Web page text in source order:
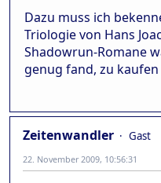
Dazu muss ich
Triologie von Hans
Shadowrun-Romane
genug fand, zu
Zeitenwandler
Gast
22. November 2009, 10:56:31